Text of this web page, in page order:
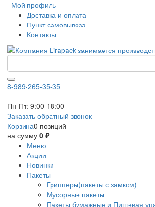
Мой профиль
Доставка и оплата
Пункт самовывоза
Контакты
8-989-265-35-35
Пн-Пт: 9:00-18:00
Заказать обратный звонок
Корзина0 позиций
на сумму 0 ₽
Меню
Акции
Новинки
Пакеты
Грипперы(пакеты с замком)
Мусорные пакеты
Пакеты бумажные и Пищевая